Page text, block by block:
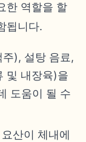
한 역할을 할
됩니다.
), 설탕 음료,
및 내장육)을
도움이 될 수
산이 체내에